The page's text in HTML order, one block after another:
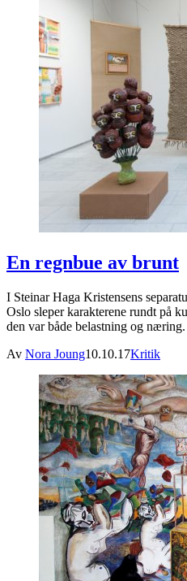
En regnbue av brunt
I Steinar Haga Kristensens
Oslo sleper karakterene rundt på
den var både belastning og næring.
Av Nora Joung10.10.17Kritik